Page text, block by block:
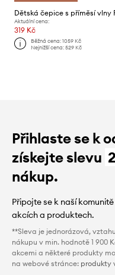
Aktuální cena:
319 Kč
Běžná cena:1059 Kč
Nejnižší cena:529 Kč
Přihlaste se k
získejte slevu
nákup.
Připojte se k naší
akcích a produktech.
**Sleva je jednorázová,
nákupu v min. hodnotě 1 900
akcemi a některé produkty
na webové stránce: produkty